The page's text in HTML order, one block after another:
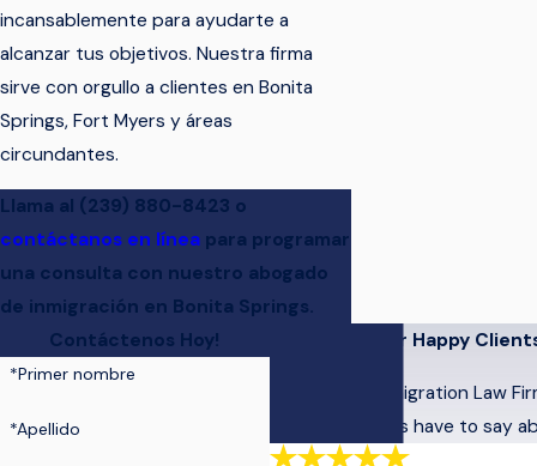
incansablemente para ayudarte a
alcanzar tus objetivos. Nuestra firma
sirve con orgullo a clientes en Bonita
Springs, Fort Myers y áreas
circundantes.
Llama al (239) 880-8423 o
contáctanos en línea para programar
una consulta con nuestro abogado
de inmigración en Bonita Springs.
Contáctenos Hoy!
*Primer nombre
*Apellido
Hear From Our Happy
At Hurtado Immigration Law
what our clients have to say